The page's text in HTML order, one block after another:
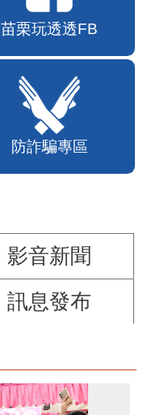
苗栗玩透透FB
防詐騙專區
影音新聞
訊息發布